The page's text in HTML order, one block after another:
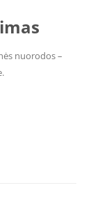
nuorodos –